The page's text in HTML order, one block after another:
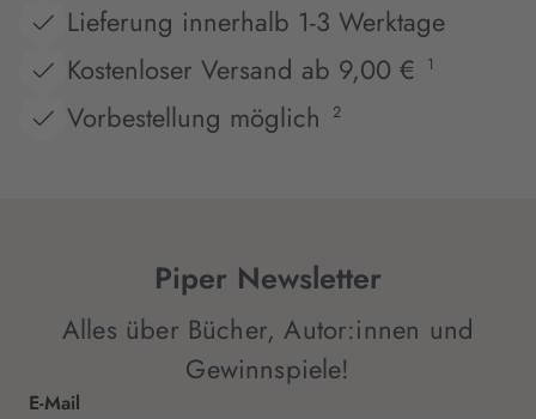
Lieferung innerhalb 1-3 Werktage
Kostenloser Versand ab 9,00 €
1
Vorbestellung möglich 2
Piper Newsletter
Alles über Bücher, Autor:innen und
Gewinnspiele!
E-Mail